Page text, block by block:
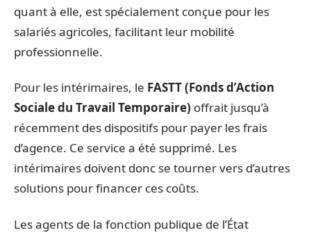
quant à elle, est spécialement conçue pour les
salariés agricoles, facilitant leur mobilité
professionnelle.
Pour les intérimaires, le FASTT (Fonds d’Action
Sociale du Travail Temporaire) offrait jusqu’à
récemment des dispositifs pour payer les frais
d’agence. Ce service a été supprimé. Les
intérimaires doivent donc se tourner vers d’autres
solutions pour financer ces coûts.
Les agents de la fonction publique de l’État